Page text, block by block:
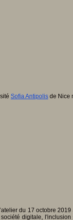
Sofia Antipolis de Nice
du 17 octobre
digitale,